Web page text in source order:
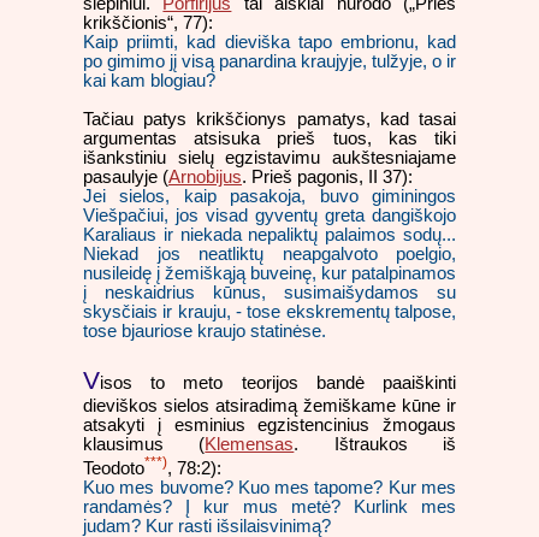
slėpiniui. Porfirijus tai aiškiai nurodo („Prieš
krikščionis“, 77):
Kaip priimti, kad dieviška tapo embrionu, kad
po gimimo jį visą panardina kraujyje, tulžyje, o ir
kai kam blogiau?
Tačiau patys krikščionys pamatys, kad tasai
argumentas atsisuka prieš tuos, kas tiki
išankstiniu sielų egzistavimu aukštesniajame
pasaulyje (Arnobijus. Prieš pagonis, II 37):
Jei sielos, kaip pasakoja, buvo giminingos
Viešpačiui, jos visad gyventų greta dangiškojo
Karaliaus ir niekada nepaliktų palaimos sodų...
Niekad jos neatliktų neapgalvoto poelgio,
nusileidę į žemiškąją buveinę, kur patalpinamos
į neskaidrius kūnus, susimaišydamos su
skysčiais ir krauju, - tose ekskrementų talpose,
tose bjauriose kraujo statinėse.
Visos to meto teorijos bandė paaiškinti
dieviškos sielos atsiradimą žemiškame kūne ir
atsakyti į esminius egzistencinius žmogaus
klausimus (Klemensas. Ištraukos iš
Teodoto***), 78:2):
Kuo mes buvome? Kuo mes tapome? Kur mes
randamės? Į kur mus metė? Kurlink mes
judam? Kur rasti išsilaisvinimą?